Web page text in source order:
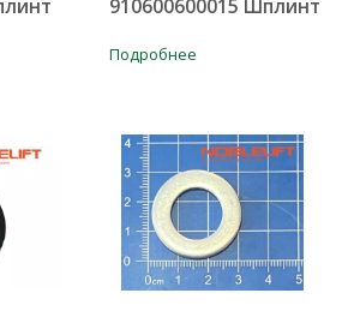
910600600015 Шплинт
Подробнее